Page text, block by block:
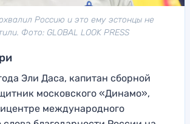
Россию и это ему эстонцы не
Фото: GLOBAL LOOK PRESS
Эли Даса, капитан сборной
московского «Динамо»,
международного